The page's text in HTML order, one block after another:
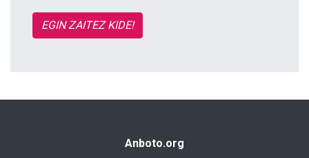
EGIN ZAITEZ KIDE!
Anboto.org